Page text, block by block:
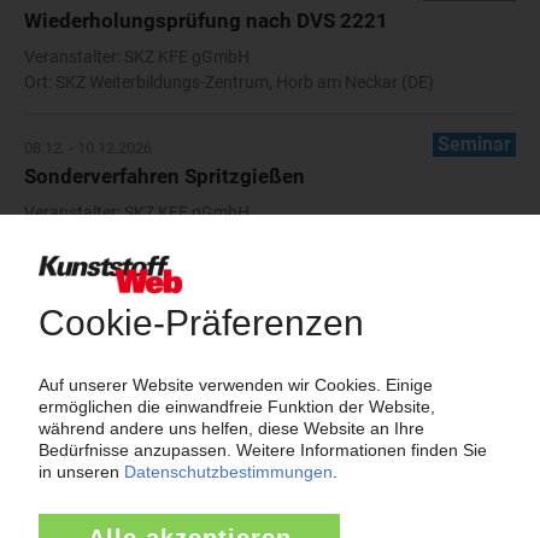
Wiederholungsprüfung nach DVS 2221
Veranstalter: SKZ KFE gGmbH
Ort: SKZ Weiterbildungs-Zentrum, Horb am Neckar (DE)
Seminar
Sonderverfahren Spritzgießen
Veranstalter: SKZ KFE gGmbH
Spritzgießtechnik -
Ort: SKZ Weiterbildungs-Zentrum, Horb am Neckar (DE)
08.12. - 09.12.2026 Lehrgang
Prüfung von Kunststoffschweißern